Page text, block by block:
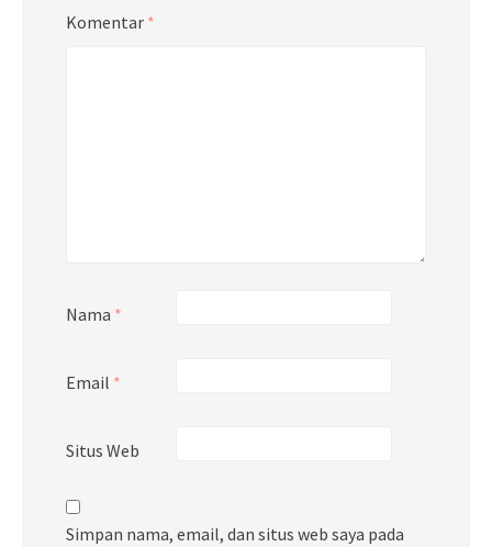
Komentar *
Nama *
Email *
Situs Web
Simpan nama, email, dan situs web saya pada